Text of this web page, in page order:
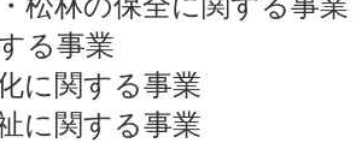
る事業
に関する事業
に関する事業